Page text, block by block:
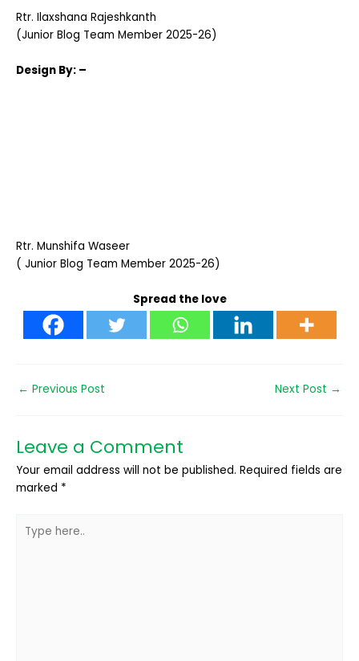
Rtr. Ilaxshana Rajeshkanth
(Junior Blog Team Member 2025-26)
Design By: –
Rtr. Munshifa Waseer
( Junior Blog Team Member 2025-26)
Spread the love
← Previous Post Next Post →
Leave a Comment
Your email address will not be published. Required fields are
marked *
here..